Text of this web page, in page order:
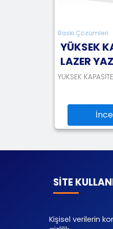
YÜKSEK KAPASİTE
LAZER YAZICI
YÜKSEK KAPASİTE LAZER YAZICI
SİTE
Kişisel verilerin